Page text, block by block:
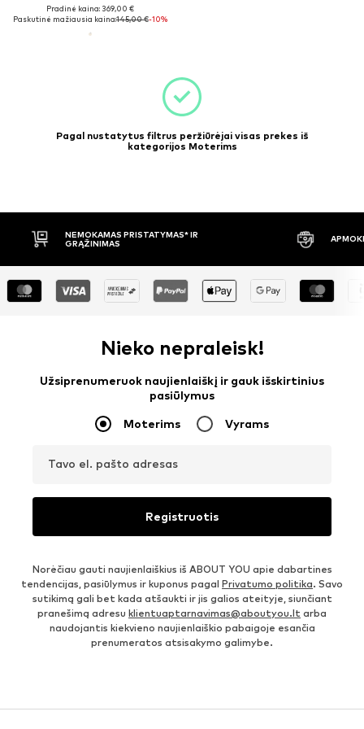
Pradinė kaina: 369,00 €
Paskutinė mažiausia kaina:145,00 €-10%
Pagal nustatytus filtrus peržiūrėjai visas prekes iš
kategorijos Moterims
NEMOKAMAS PRISTATYMAS* IR
GRĄŽINIMAS
Nieko nepraleisk!
Užsiprenumeruok naujienlaiškį ir gauk išskirtinius
pasiūlymus
Moterims Vyrams
Tavo el. pašto adresas
Registruotis
Norėčiau gauti naujienlaiškius iš ABOUT YOU apie dabartines
tendencijas, pasiūlymus ir kuponus pagal Privatumo politika. Savo
sutikimą gali bet kada atšaukti ir jis galios ateityje, siunčiant
pranešimą adresu klientuaptarnavimas@aboutyou.lt arba
naudojantis kiekvieno naujienlaiškio pabaigoje esančia
prenumeratos atsisakymo galimybe.